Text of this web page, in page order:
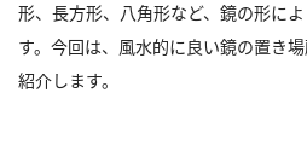
形、長方形、八角形など、鏡の形に
す。今回は、風水的に良い鏡の置き
紹介します。